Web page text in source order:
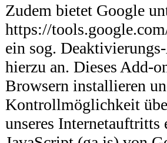
Zudem bietet Google
https://
ein sog.
hierzu an. Dieses Add-
Browsern installieren
Kontrollmöglichkeit
unseres